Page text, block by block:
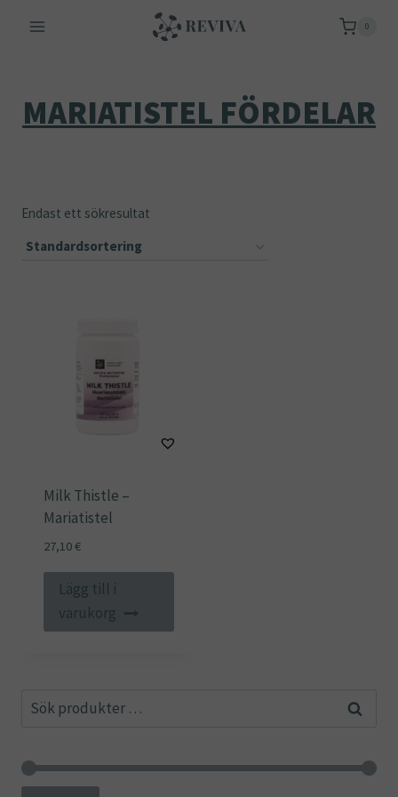
0
MARIATISTEL FÖRDELAR
Endast ett sökresultat
Milk Thistle –
Mariatistel
27,10€
Lägg till i
varukorg
Sök
Sök